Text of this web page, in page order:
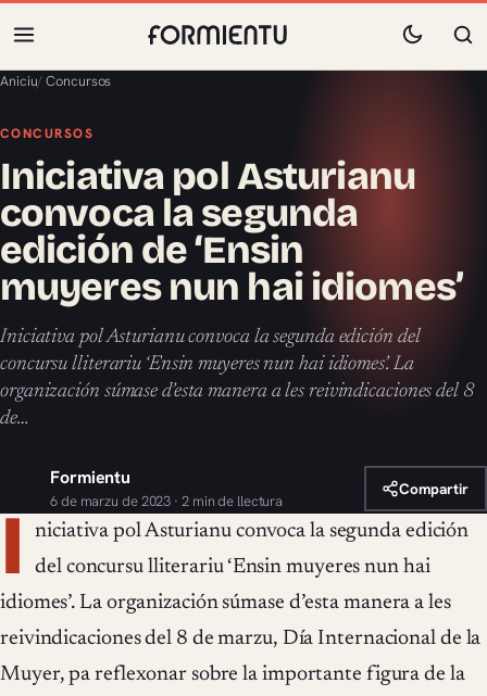
Aniciu/Concursos
CONCURSOS
Iniciativa pol Asturianu
convoca la segunda
edición de ‘Ensin
muyeres nun hai idiomes’
Iniciativa pol Asturianu convoca la segunda edición del
concursu lliterariu ‘Ensin muyeres nun hai idiomes’. La
organización súmase d’esta manera a les reivindicaciones del 8
de…
Formientu
6 de marzu de 2023 · 2 min de llectura
Compartir
I niciativa pol Asturianu convoca la segunda edición
del concursu lliterariu ‘Ensin muyeres nun hai
idiomes’. La organización súmase d’esta manera a les
reivindicaciones del 8 de marzu, Día Internacional de la
Muyer, pa reflexonar sobre la importante figura de la